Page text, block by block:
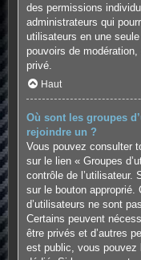
des permissions
administrateurs qui
utilisateurs en une
pouvoirs de
privé.
Haut
Où sont les groupes
rejoindre un ?
Vous pouvez consulter
sur le lien « Groupes
contrôle de l’utilisateur.
sur le bouton approprié.
d’utilisateurs ne sont
Certains peuvent
être privés et d’autres
est public, vous pouvez